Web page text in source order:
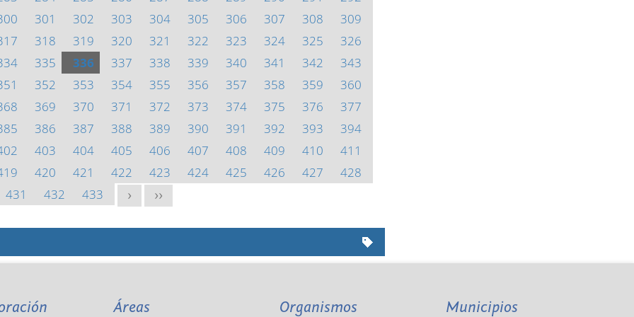
301 302 303 304 305 306 307 308
309
318 319 320 321 322 323 324 325
326
335 336 337 338 339 340 341 342
343
352 353 354 355 356 357 358 359
360
369 370 371 372 373 374 375 376
377
386 387 388 389 390 391 392 393
394
403 404 405 406 407 408 409 410
411
420 421 422 423 424 425 426 427
428
431
432 433 > >>
Áreas Organismos Municipios